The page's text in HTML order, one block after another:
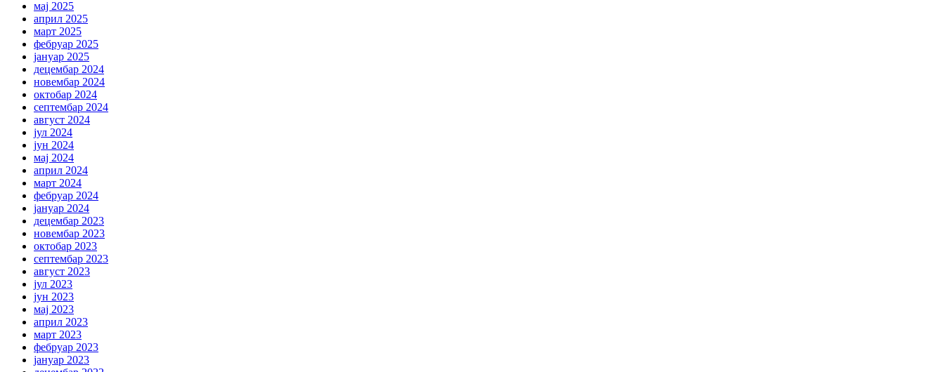
мај 2025
април 2025
март 2025
фебруар 2025
јануар 2025
децембар 2024
новембар 2024
октобар 2024
септембар 2024
август 2024
јул 2024
јун 2024
мај 2024
април 2024
март 2024
фебруар 2024
јануар 2024
децембар 2023
новембар 2023
октобар 2023
септембар 2023
август 2023
јул 2023
јун 2023
мај 2023
април 2023
март 2023
фебруар 2023
јануар 2023